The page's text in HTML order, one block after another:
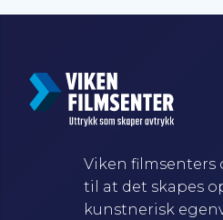
Viken filmsenters
til at det skapes
kunstnerisk